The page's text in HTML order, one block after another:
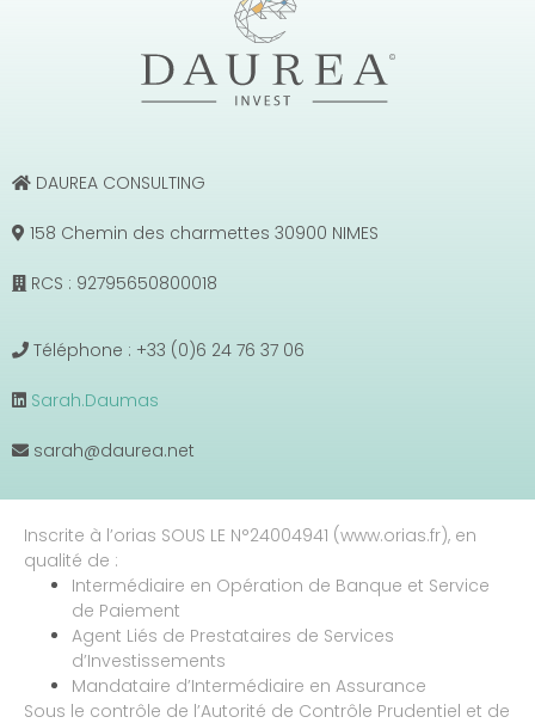
DAUREA CONSULTING
158 Chemin des charmettes 30900 NIMES
RCS : 92795650800018
Téléphone : +33 (0)6 24 76 37 06
Sarah.Daumas
sarah@daurea.net
Inscrite à l’orias SOUS LE N°24004941 (www.orias.fr), en
qualité de :
Intermédiaire en Opération de Banque et Service
de Paiement
Agent Liés de Prestataires de Services
d’Investissements
Mandataire d’Intermédiaire en Assurance
Sous le contrôle de l’Autorité de Contrôle Prudentiel et de